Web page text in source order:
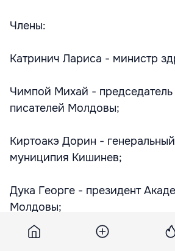
Члены:
Катринич Лариса - министр
Чимпой Михай -
писателей Молдовы;
Киртоакэ Дорин -
муниципия Кишинев;
Дука Георге - президент
Молдовы;
Мигалчан Виктория - примар